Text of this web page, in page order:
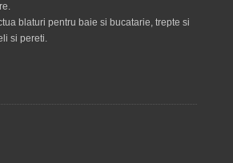
blaturi pentru baie si bucatarie, trepte si
si pereti.